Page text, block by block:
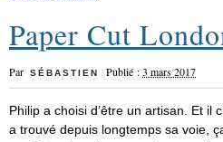
Paper Cut
Par SÉBASTIEN |Publié :3 mars 2017
Philip a choisi d’être un artisan. Et il
a trouvé depuis longtemps sa voie,